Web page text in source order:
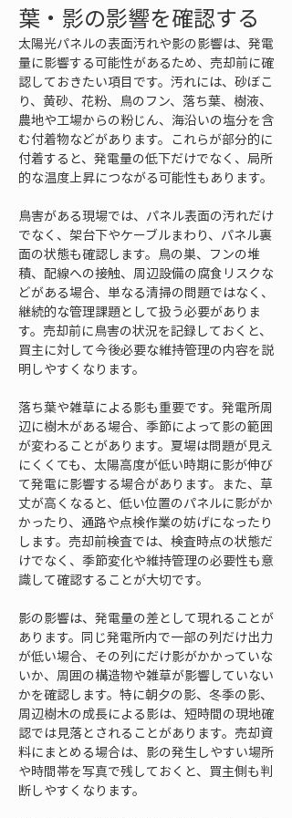
葉・影の影響を確認する
太陽光パネルの表面汚れや影の影響は、発電
量に影響する可能性があるため、売却前に確
認しておきたい項目です。汚れには、砂ぼこ
り、黄砂、花粉、鳥のフン、落ち葉、樹液、
農地や工場からの粉じん、海沿いの塩分を含
む付着物などがあります。これらが部分的に
付着すると、発電量の低下だけでなく、局所
的な温度上昇につながる可能性もあります。
鳥害がある現場では、パネル表面の汚れだけ
でなく、架台下やケーブルまわり、パネル裏
面の状態も確認します。鳥の巣、フンの堆
積、配線への接触、周辺設備の腐食リスクな
どがある場合、単なる清掃の問題ではなく、
継続的な管理課題として扱う必要がありま
す。売却前に鳥害の状況を記録しておくと、
買主に対して今後必要な維持管理の内容を説
明しやすくなります。
落ち葉や雑草による影も重要です。発電所周
辺に樹木がある場合、季節によって影の範囲
が変わることがあります。夏場は問題が見え
にくくても、太陽高度が低い時期に影が伸び
て発電に影響する場合があります。また、草
丈が高くなると、低い位置のパネルに影がか
かったり、通路や点検作業の妨げになったり
します。売却前検査では、検査時点の状態だ
けでなく、季節変化や維持管理の必要性も意
識して確認することが大切です。
影の影響は、発電量の差として現れることが
あります。同じ発電所内で一部の列だけ出力
が低い場合、その列にだけ影がかかっていな
いか、周囲の構造物や雑草が影響していない
かを確認します。特に朝夕の影、冬季の影、
周辺樹木の成長による影は、短時間の現地確
認では見落とされることがあります。売却資
料にまとめる場合は、影の発生しやすい場所
や時間帯を写真で残しておくと、買主側も判
断しやすくなります。